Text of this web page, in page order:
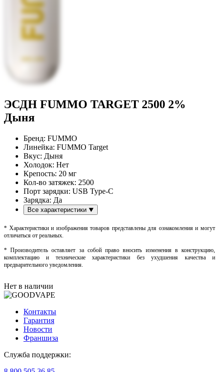
ЭСДН FUMMO TARGET 2500 2%
Дыня
Бренд: FUMMO
Линейка: FUMMO Target
Вкус: Дыня
Холодок: Нет
Крепость: 20 мг
Кол-во затяжек: 2500
Порт зарядки: USB Type-C
Зарядка: Да
Все характеристики
* Характеристики и изображения товаров представлены для ознакомления и могут
отличаться от реальных.
* Производитель оставляет за собой право вносить изменения в конструкцию,
комплектацию и технические характеристики без ухудшения качества и
предварительного уведомления.
Нет в наличии
Контакты
Гарантия
Новости
Франшиза
Служба поддержки: